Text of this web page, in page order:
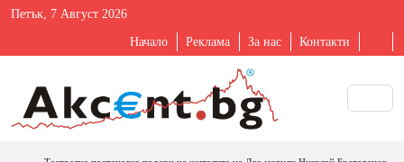
Петък, 7 Август 2026
Начало Реклама За нас Контакти